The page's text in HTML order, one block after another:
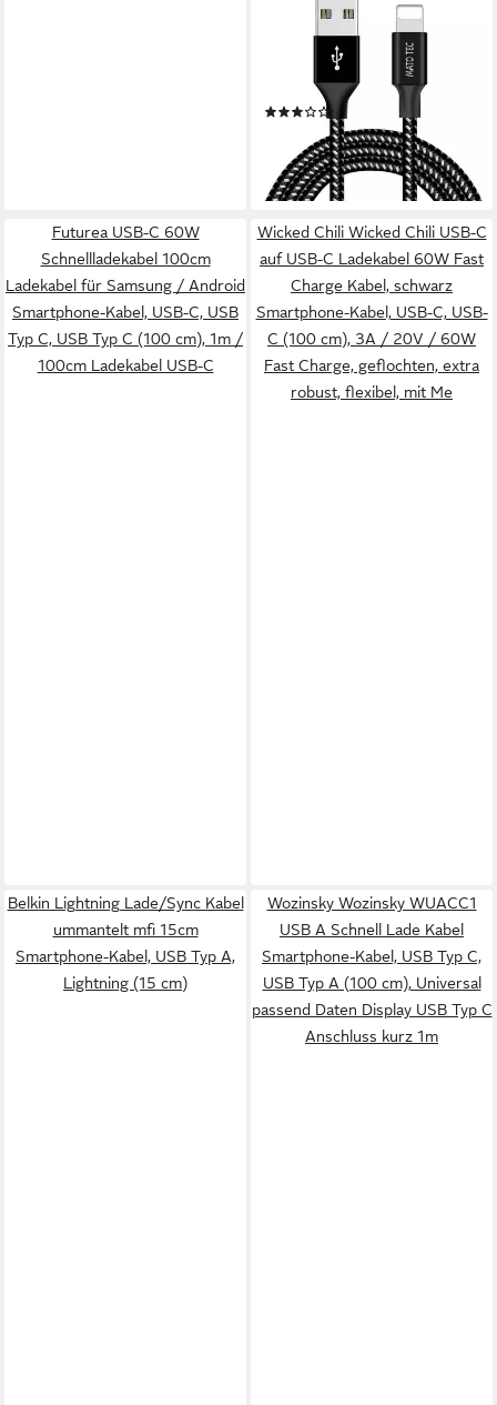
Iphone zu USB A Datenkabel
Smartphone-Kabel, Lightning,
USB Typ A, Lightning (300
cm), Schnellladung,
Datenübertragung
(2)
13,49 €
-37%
lieferbar - in 4-5 Werktagen bei dir
Futurea USB-C 60W
Schnellladekabel 100cm
Ladekabel für Samsung / Android
Smartphone-Kabel, USB-C, USB
Typ C, USB Typ C (100 cm), 1m /
100cm Ladekabel USB-C
Wicked Chili Wicked Chili USB-C
auf USB-C Ladekabel 60W Fast
Charge Kabel, schwarz
Smartphone-Kabel, USB-C, USB-
C (100 cm), 3A / 20V / 60W
Fast Charge, geflochten, extra
robust, flexibel, mit Me
Belkin Lightning Lade/Sync Kabel
ummantelt mfi 15cm
Smartphone-Kabel, USB Typ A,
Lightning (15 cm)
Wozinsky Wozinsky WUACC1
USB A Schnell Lade Kabel
Smartphone-Kabel, USB Typ C,
USB Typ A (100 cm), Universal
passend Daten Display USB Typ C
Anschluss kurz 1m